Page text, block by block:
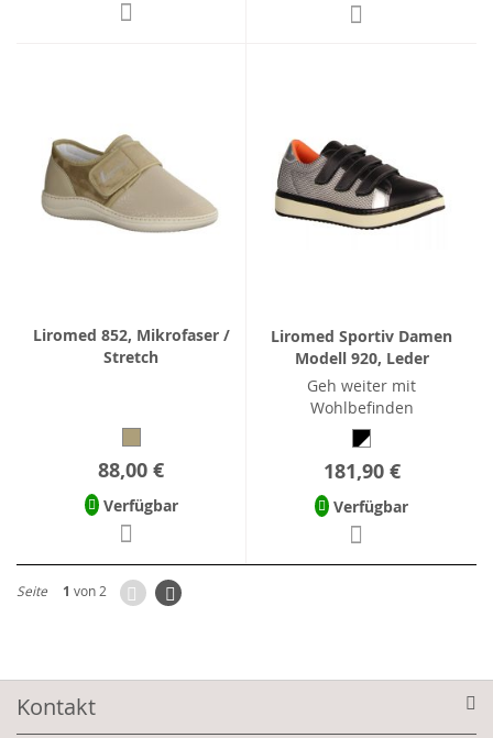
Liromed 852, Mikrofaser /
Stretch
88,00 €
Verfügbar
Liromed Sportiv Damen
Modell 920, Leder
Geh weiter mit
Wohlbefinden
181,90 €
Verfügbar
Seite 1 von 2 ZurückSeite
Weiter
Kontakt